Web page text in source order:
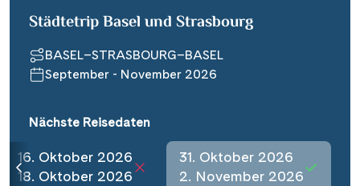
Städtetrip Basel und Strasbourg
BASEL–STRASBOURG–BASEL
September - November 2026
Nächste Reisedaten
16. Oktober 2026
18. Oktober 2026
31. Oktober 2026
2. November 2026